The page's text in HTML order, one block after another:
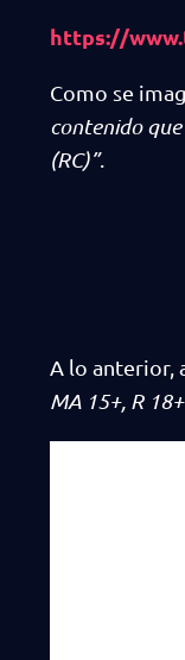
https://
Como se
contenido
(RC)”.
A lo anterior,
MA 15+, R